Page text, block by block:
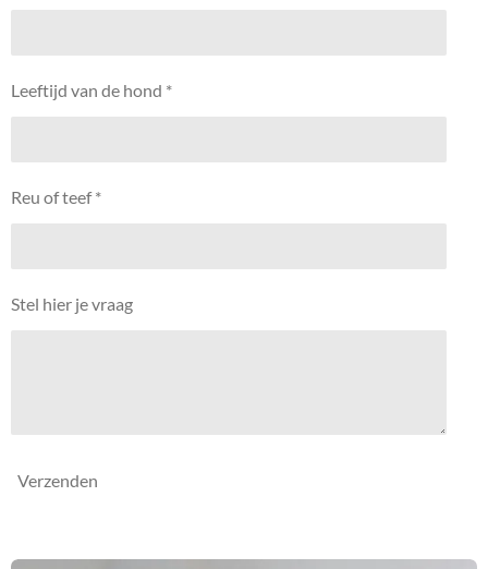
Leeftijd van de hond *
Reu of teef *
Stel hier je vraag
Verzenden